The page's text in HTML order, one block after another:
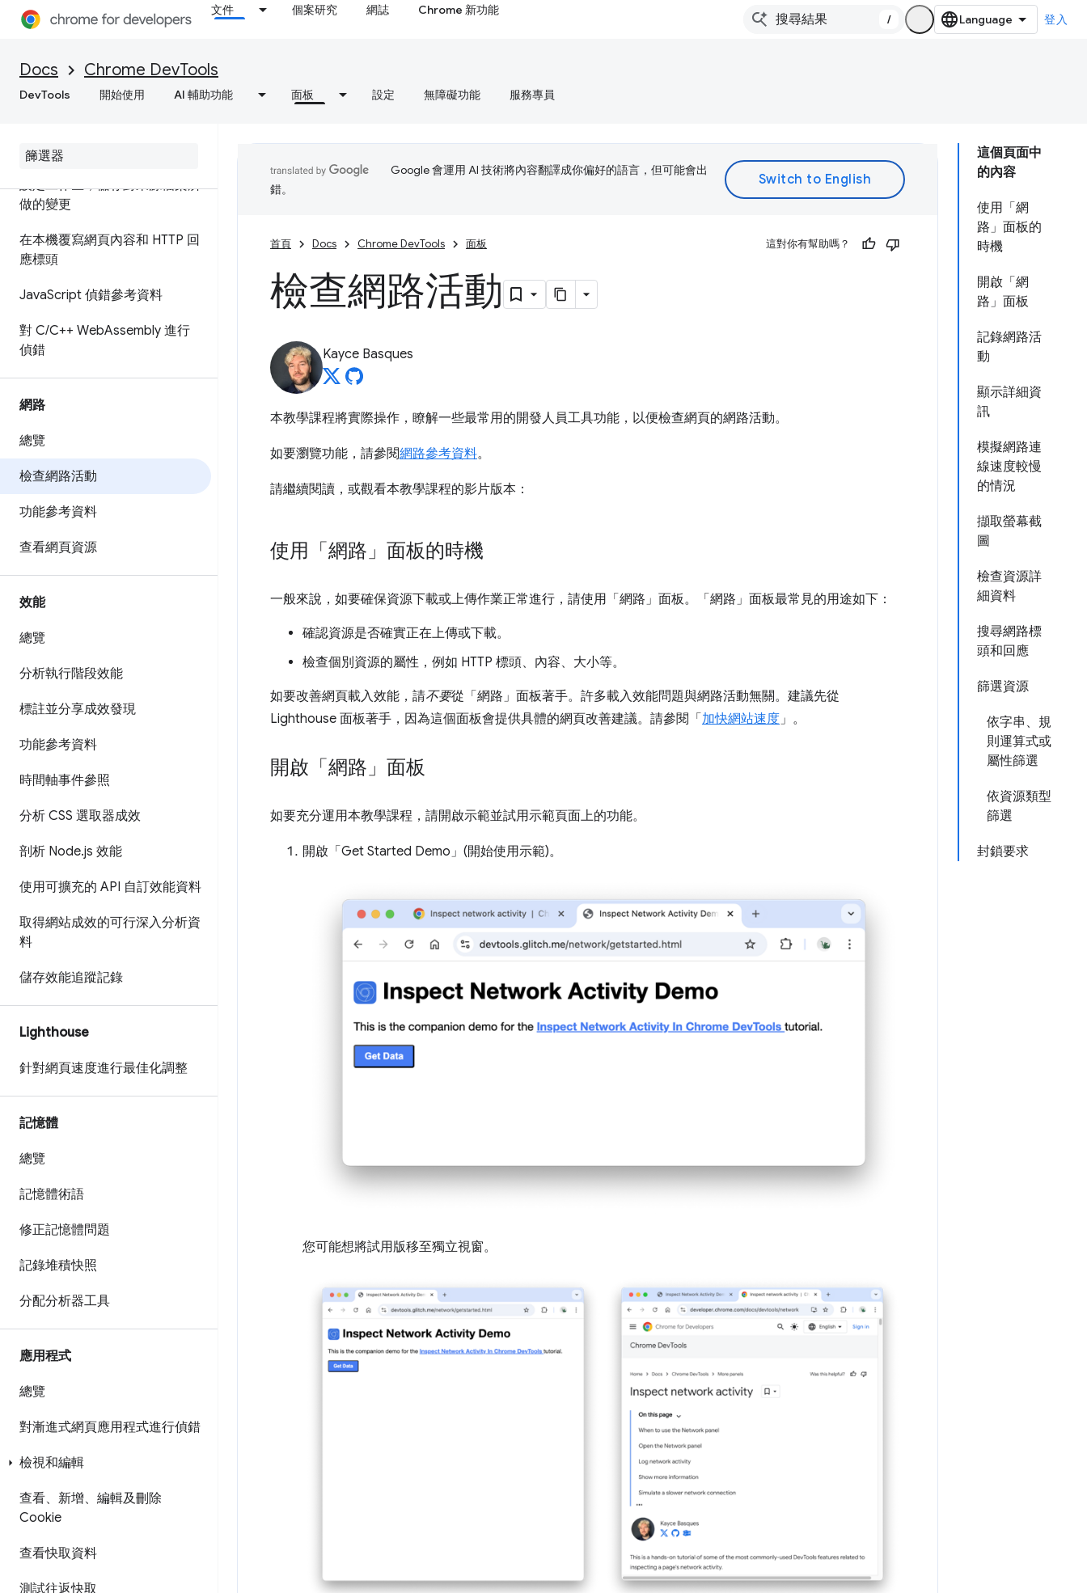
文件 個案研究 網誌 Chrome 新功能
/ 登入
Docs Chrome DevTools
DevTools 開始使用 AI 輔助功能 面板 設定 無障礙功能 服務專員
使用中斷點暫停程式碼
執行 JavaScript 程式碼片段
對原始程式碼 (而非使用來源對
ignoreList 來源對應擴充功能
設定工作區，儲存對來源檔案所
做的變更
在本機覆寫網頁內容和 HTTP 回
應標頭
JavaScript 偵錯參考資料
對 C/C++ WebAssembly 進行
偵錯
網路
總覽
檢查網路活動
功能參考資料
查看網頁資源
效能
總覽
分析執行階段效能
標註並分享成效發現
功能參考資料
時間軸事件參照
分析 CSS 選取器成效
剖析 Node.js 效能
使用可擴充的 API 自訂效能資料
取得網站成效的可行深入分析資
料
儲存效能追蹤記錄
Lighthouse
針對網頁速度進行最佳化調整
記憶體
總覽
記憶體術語
修正記憶體問題
記錄堆積快照
分配分析器工具
應用程式
總覽
對漸進式網頁應用程式進行偵錯
檢視和編輯
查看、新增、編輯及刪除
Cookie
查看快取資料
測試往返快取
這個頁面中
的內容
使用「網
路」面板的
時機
開啟「網
路」面板
記錄網路活
動
顯示詳細資
訊
模擬網路連
線速度較慢
的情況
擷取螢幕截
圖
檢查資源詳
細資料
搜尋網路標
頭和回應
篩選資源
依字串、規
則運算式或
屬性篩選
依資源類型
篩選
封鎖要求
Google 會運用 AI 技術將內容翻譯成你偏好的語言，但可能會出
錯。
首頁 Docs Chrome DevTools 面板 這對你有幫助嗎？
檢查網路活動
Kayce Basques
本教學課程將實際操作，瞭解一些最常用的開發人員工具功能，以便檢查網頁的網路活動。
如要瀏覽功能，請參閱網路參考資料。
請繼續閱讀，或觀看本教學課程的影片版本：
使用「網路」面板的時機
一般來說，如要確保資源下載或上傳作業正常進行，請使用「網路」 面板。「網路」 面板最常見的用途如下：
確認資源是否確實正在上傳或下載。
檢查個別資源的屬性，例如 HTTP 標頭、內容、大小等。
如要改善網頁載入效能，請不要從「網路」 面板著手。許多載入效能問題與網路活動無關。建議先從
Lighthouse 面板著手，因為這個面板會提供具體的網頁改善建議。請參閱「 加快網站速度」。
開啟「網路」面板
如要充分運用本教學課程，請開啟示範並試用示範頁面上的功能。
開啟「Get Started Demo」(開始使用示範)。
您可能想將試用版移至獨立視窗。